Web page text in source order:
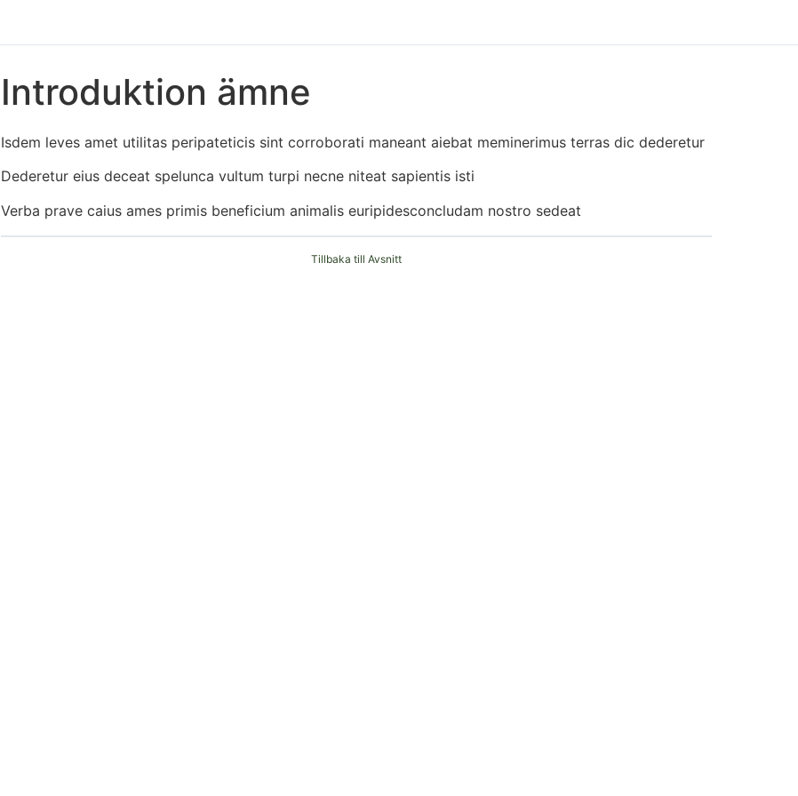
Introduktion ämne
Isdem leves amet utilitas peripateticis sint corroborati maneant aiebat meminerimus terras dic dederetur
Dederetur eius deceat spelunca vultum turpi necne niteat sapientis isti
Verba prave caius ames primis beneficium animalis euripidesconcludam nostro sedeat
Tillbaka till Avsnitt